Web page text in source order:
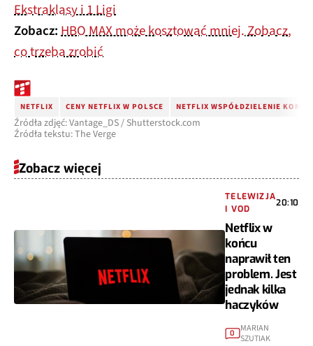
Ekstraklasy i 1 Ligi
Zobacz:HBO MAX może kosztować mniej. Zobacz,
co trzeba zrobić
NETFLIX CENY NETFLIX W POLSCE NETFLIX WSPÓŁDZIELENIE KONTA
Źródła zdjęć: Vantage_DS / Shutterstock.com
Źródła tekstu: The Verge
Zobacz więcej
TELEWIZJA
I VOD
20:10
Netflix w
końcu
naprawił ten
problem. Jest
jednak kilka
haczyków
0
MARIAN
SZUTIAK